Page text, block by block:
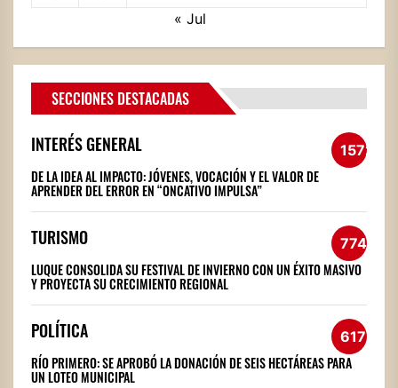
« Jul
SECCIONES DESTACADAS
INTERÉS GENERAL 1572
DE LA IDEA AL IMPACTO: JÓVENES, VOCACIÓN Y EL VALOR DE
APRENDER DEL ERROR EN “ONCATIVO IMPULSA”
TURISMO 774
LUQUE CONSOLIDA SU FESTIVAL DE INVIERNO CON UN ÉXITO MASIVO
Y PROYECTA SU CRECIMIENTO REGIONAL
POLÍTICA 617
RÍO PRIMERO: SE APROBÓ LA DONACIÓN DE SEIS HECTÁREAS PARA
UN LOTEO MUNICIPAL